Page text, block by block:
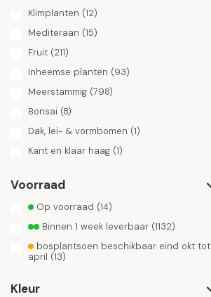
Klimplanten (12)
Mediteraan (15)
Fruit (211)
Inheemse planten (93)
Meerstammig (798)
Bonsai (8)
Dak, lei- & vormbomen (1)
Kant en klaar haag (1)
Voorraad
Op voorraad (14)
Binnen 1 week leverbaar (1132)
bosplantsoen beschikbaar eind okt tot
april (13)
Kleur